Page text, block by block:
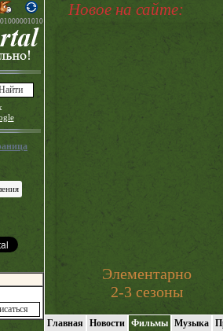
Новое на сайте:
Элементарно
2-3 сезоны
Главная Новости Фильмы Музыка